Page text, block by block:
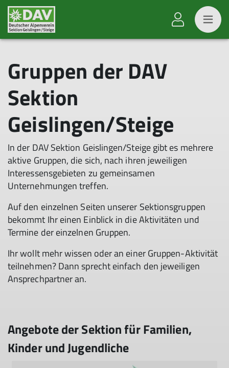
Gruppen der DAV
Sektion
Geislingen/Steige
In der DAV Sektion Geislingen/Steige gibt es mehrere
aktive Gruppen, die sich, nach ihren jeweiligen
Interessensgebieten zu gemeinsamen
Unternehmungen treffen.
Auf den einzelnen Seiten unserer Sektionsgruppen
bekommt Ihr einen Einblick in die Aktivitäten und
Termine der einzelnen Gruppen.
Ihr wollt mehr wissen oder an einer Gruppen-Aktivität
teilnehmen? Dann sprecht einfach den jeweiligen
Ansprechpartner an.
Angebote der Sektion für Familien,
Kinder und Jugendliche